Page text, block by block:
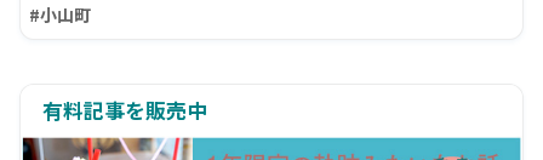
#小山町
有料記事を販売中